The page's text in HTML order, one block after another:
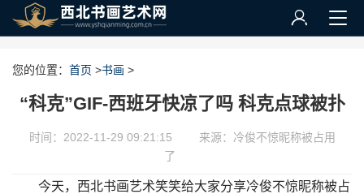
您的位置： 首页 >书画 >
“科克”GIF-西班牙快凉了吗 科克点球被扑
时间：2022-11-29 09:21:15
来源：冷俊不惊昵称被占用
了
今天，西北书画艺术笑笑给大家分享冷俊不惊昵称被占